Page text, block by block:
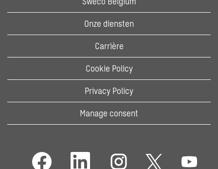
Onze diensten
Carrière
Cookie Policy
Privacy Policy
Manage consent
O
p
O
O
p
O
p